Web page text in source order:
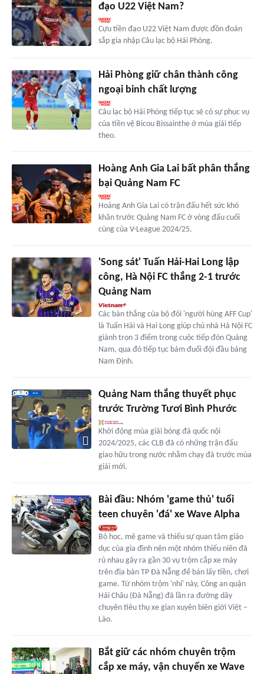
đạo U22 Việt Nam?
Cựu tiền đạo U22 Việt Nam được đồn đoán
sắp gia nhập Câu lạc bộ Hải Phòng.
Hải Phòng giữ chân thành công
ngoại binh chất lượng
Câu lạc bộ Hải Phòng tiếp tục sẽ có sự phục vụ
của tiền vệ Bicou Bissainthe ở mùa giải tiếp
theo.
Hoàng Anh Gia Lai bất phân thắng
bại Quảng Nam FC
Hoàng Anh Gia Lai có trận đấu hết sức khó
khăn trước Quảng Nam FC ở vòng đấu cuối
cùng của V-League 2024/25.
'Song sát' Tuấn Hải-Hai Long lập
công, Hà Nội FC thắng 2-1 trước
Quảng Nam
Các bàn thắng của bộ đôi 'người hùng AFF Cup'
là Tuấn Hải và Hai Long giúp chủ nhà Hà Nội FC
giành trọn 3 điểm trong cuộc tiếp đón Quảng
Nam, qua đó tiếp tục bám đuổi đội đầu bảng
Nam Định.
Quảng Nam thắng thuyết phục
trước Trường Tươi Bình Phước
Khởi động mùa giải bóng đá quốc nội
2024/2025, các CLB đã có những trận đấu
giao hữu trong nước nhằm chạy đà trước mùa
giải mới.
Bài đầu: Nhóm 'game thủ' tuổi
teen chuyên 'đá' xe Wave Alpha
Bỏ học, mê game và thiếu sự quan tâm giáo
dục của gia đình nên một nhóm thiếu niên đã
rủ nhau gây ra gần 30 vụ trộm cắp xe máy
trên địa bàn TP Đà Nẵng để bán lấy tiền, chơi
game. Từ nhóm trộm 'nhí' này, Công an quận
Hải Châu (Đà Nẵng) đã lần ra đường dây
chuyên tiêu thụ xe gian xuyên biên giới Việt –
Lào.
Bắt giữ các nhóm chuyên trộm
cắp xe máy, vận chuyển xe Wave